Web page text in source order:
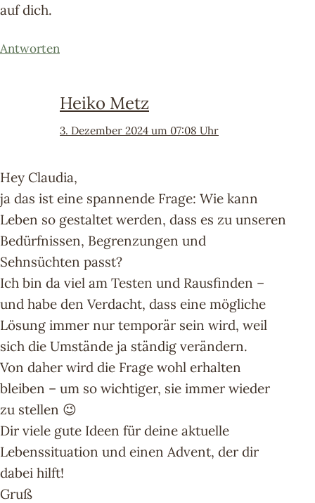
auf dich.
Antworten
Heiko Metz
3. Dezember 2024 um 07:08 Uhr
Hey Claudia,
ja das ist eine spannende Frage: Wie kann
Leben so gestaltet werden, dass es zu unseren
Bedürfnissen, Begrenzungen und
Sehnsüchten passt?
Ich bin da viel am Testen und Rausfinden –
und habe den Verdacht, dass eine mögliche
Lösung immer nur temporär sein wird, weil
sich die Umstände ja ständig verändern.
Von daher wird die Frage wohl erhalten
bleiben – um so wichtiger, sie immer wieder
zu stellen 😉
Dir viele gute Ideen für deine aktuelle
Lebenssituation und einen Advent, der dir
dabei hilft!
Gruß